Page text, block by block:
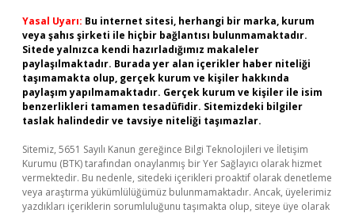
Yasal Uyarı: Bu internet sitesi, herhangi bir marka, kurum
veya şahıs şirketi ile hiçbir bağlantısı bulunmamaktadır.
Sitede yalnızca kendi hazırladığımız makaleler
paylaşılmaktadır. Burada yer alan içerikler haber niteliği
taşımamakta olup, gerçek kurum ve kişiler hakkında
paylaşım yapılmamaktadır. Gerçek kurum ve kişiler ile isim
benzerlikleri tamamen tesadüfidir. Sitemizdeki bilgiler
taslak halindedir ve tavsiye niteliği taşımazlar.
Sitemiz, 5651 Sayılı Kanun gereğince Bilgi Teknolojileri ve İletişim
Kurumu (BTK) tarafından onaylanmış bir Yer Sağlayıcı olarak hizmet
vermektedir. Bu nedenle, sitedeki içerikleri proaktif olarak denetleme
veya araştırma yükümlülüğümüz bulunmamaktadır. Ancak, üyelerimiz
yazdıkları içeriklerin sorumluluğunu taşımakta olup, siteye üye olarak